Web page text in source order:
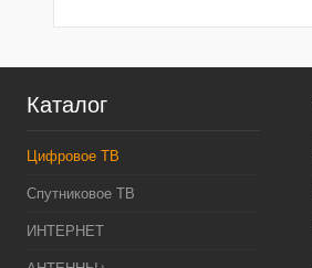
Каталог
Цифровое ТВ
Спутниковое ТВ
ИНТЕРНЕТ